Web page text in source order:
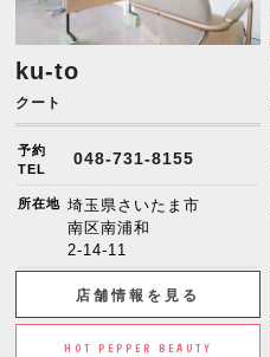
ku-to
クート
予約
TEL
048-731-8155
所在地 埼玉県さいたま市
南区南浦和
2-14-11
店舗情報を見る
HOT PEPPER BEAUTY